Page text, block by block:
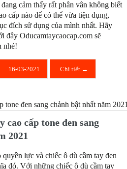
cảm thấy rất phân vân không biết
cấp nào để có thể vừa tiện dụng,
đích sử dụng của mình nhất. Hãy
đây Oducamtaycaocap.com sẽ
nhé!
16-03-2021 Chi tiết →
cao cấp tone đen sang
2021
lực và chiếc ô dù cầm tay đen
đó. Với những chiếc ô dù cầm tay